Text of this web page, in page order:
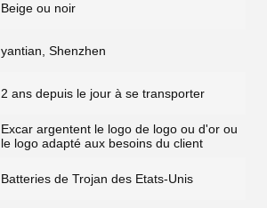
Beige ou noir
yantian, Shenzhen
2 ans depuis le jour à se transporter
Excar argentent le logo de logo ou d'or ou
le logo adapté aux besoins du client
Batteries de Trojan des Etats-Unis